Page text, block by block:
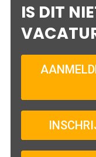
IS DIT